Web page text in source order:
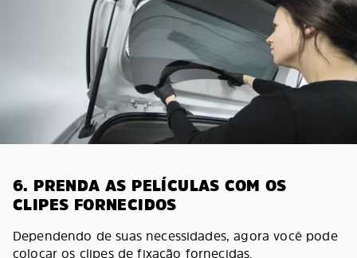
6. PRENDA AS PELÍCULAS COM OS
CLIPES FORNECIDOS
Dependendo de suas necessidades, agora você pode
colocar os clipes de fixação fornecidas.